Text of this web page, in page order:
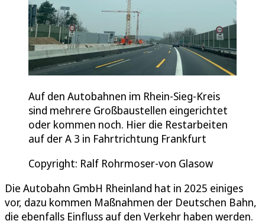
Auf den Autobahnen im Rhein-Sieg-Kreis
sind mehrere Großbaustellen eingerichtet
oder kommen noch. Hier die Restarbeiten
auf der A 3 in Fahrtrichtung Frankfurt
Copyright: Ralf Rohrmoser-von Glasow
Die Autobahn GmbH Rheinland hat in 2025 einiges
vor, dazu kommen Maßnahmen der Deutschen Bahn,
die ebenfalls Einfluss auf den Verkehr haben werden.